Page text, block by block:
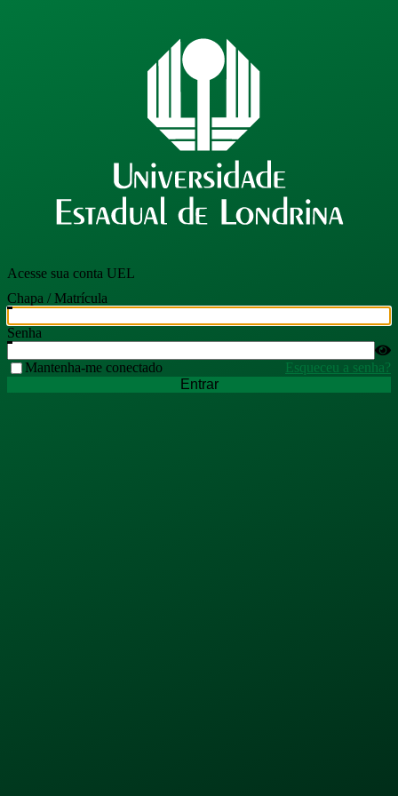
Acesse sua conta UEL
Chapa / Matrícula
Senha
Mantenha-me conectado
Esqueceu a senha?
Entrar